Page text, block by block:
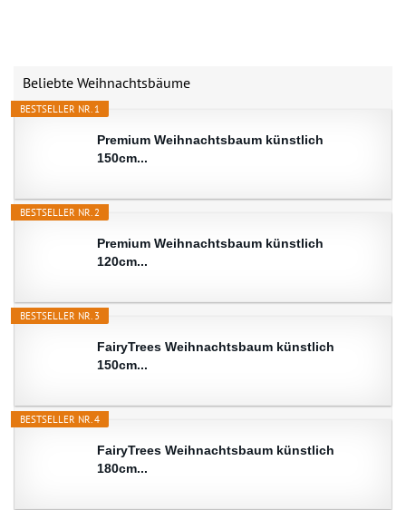
Beliebte Weihnachtsbäume
BESTSELLER NR. 1
Premium Weihnachtsbaum künstlich
150cm...
BESTSELLER NR. 2
Premium Weihnachtsbaum künstlich
120cm...
BESTSELLER NR. 3
FairyTrees Weihnachtsbaum künstlich
150cm...
BESTSELLER NR. 4
FairyTrees Weihnachtsbaum künstlich
180cm...